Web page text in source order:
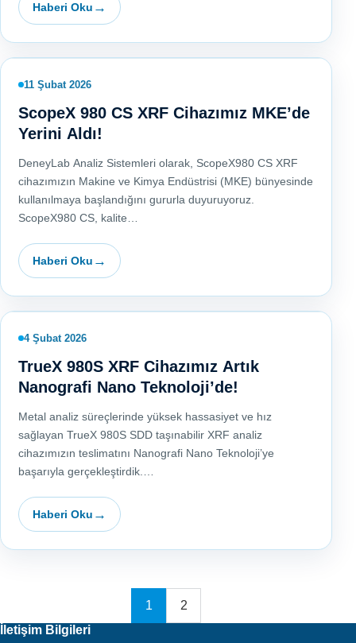
Haberi Oku
11 Şubat 2026
ScopeX 980 CS XRF Cihazımız MKE’de
Yerini Aldı!
DeneyLab Analiz Sistemleri olarak, ScopeX980 CS XRF
cihazımızın Makine ve Kimya Endüstrisi (MKE) bünyesinde
kullanılmaya başlandığını gururla duyuruyoruz.
ScopeX980 CS, kalite…
Haberi Oku
4 Şubat 2026
TrueX 980S XRF Cihazımız Artık
Nanografi Nano Teknoloji’de!
Metal analiz süreçlerinde yüksek hassasiyet ve hız
sağlayan TrueX 980S SDD taşınabilir XRF analiz
cihazımızın teslimatını Nanografi Nano Teknoloji’ye
başarıyla gerçekleştirdik.…
Haberi Oku
1
2
İletişim Bilgileri